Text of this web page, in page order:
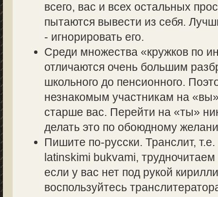
всего, вас и всех остальных
пытаются вывести из себя.
- игнорировать его.
Среди множества «кружков по
отличаются очень большим
школьного до пенсионного.
незнакомым участникам на
старше вас. Перейти на «ты»
делать это по обоюдному
Пишите по-русски. Транслит,
latinskimi bukvami,
если у вас нет под рукой
воспользуйтесь